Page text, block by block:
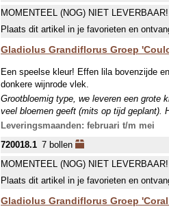
MOMENTEEL (NOG) NIET LEVERBAAR!
Plaats dit artikel in je favorieten en
Gladiolus Grandiflorus Groep
Een speelse kleur! Effen lila bovenzijde
donkere wijnrode vlek.
Grootbloemig type, we leveren een grote
veel bloemen geeft (mits op tijd geplant).
Leveringsmaanden: februari t/m mei
720018.1 7 bollen
MOMENTEEL (NOG) NIET LEVERBAAR!
Plaats dit artikel in je favorieten en
Gladiolus Grandiflorus Groep